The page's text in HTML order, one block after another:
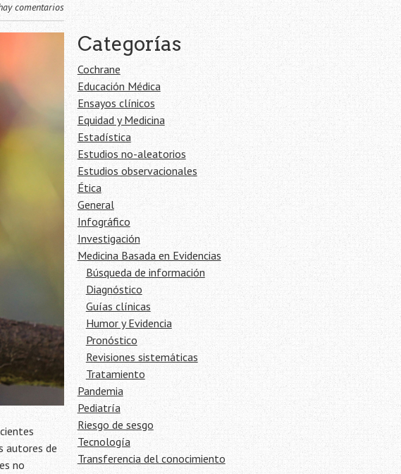
comentarios
autores de
no
Categorías
Cochrane
Educación Médica
Ensayos clínicos
Equidad y Medicina
Estadística
Estudios no-aleatorios
Estudios observacionales
Ética
General
Infográfico
Investigación
Medicina Basada en Evidencias
Búsqueda de información
Diagnóstico
Guías clínicas
Humor y Evidencia
Pronóstico
Revisiones sistemáticas
Tratamiento
Pandemia
Pediatría
Riesgo de sesgo
Tecnología
Transferencia del conocimiento